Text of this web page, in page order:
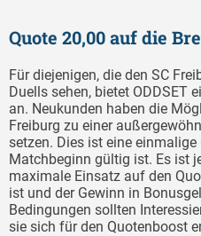
Quote 20,00 auf die
Für diejenigen, die den SC
Duells sehen, bietet ODDSET
an. Neukunden haben die
Freiburg zu einer
setzen. Dies ist eine
Matchbeginn gültig ist. Es ist
maximale Einsatz auf den
ist und der Gewinn in
Bedingungen sollten
sie sich für den Quotenboost